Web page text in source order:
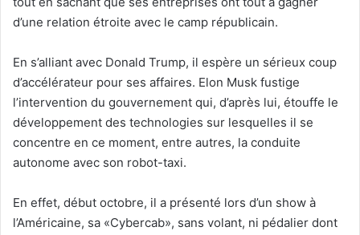
d’une relation étroite avec le camp républicain.
En s’alliant avec Donald Trump, il espère un sérieux coup
d’accélérateur pour ses affaires. Elon Musk fustige
l’intervention du gouvernement qui, d’après lui, étouffe le
développement des technologies sur lesquelles il se
concentre en ce moment, entre autres, la conduite
autonome avec son robot-taxi.
En effet, début octobre, il a présenté lors d’un show à
l’Américaine, sa «Cybercab», sans volant, ni pédalier dont